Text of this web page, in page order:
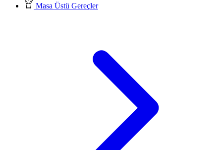
Masa Üstü Gereçler